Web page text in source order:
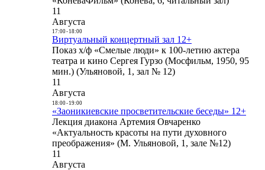
11
Августа
17:00- 18:00
Виртуальный концертный зал 12+
Показ х/ф «Смелые люди» к 100-летию актера
театра и кино Сергея Гурзо (Мосфильм, 1950, 95
мин.) (Ульяновой, 1, зал № 12)
11
Августа
18:00- 19:00
«Заоникиевские просветительские беседы» 12+
Лекция диакона Артемия Овчаренко
«Актуальность красоты на пути духовного
преображения» (М. Ульяновой, 1, зале №12)
11
Августа